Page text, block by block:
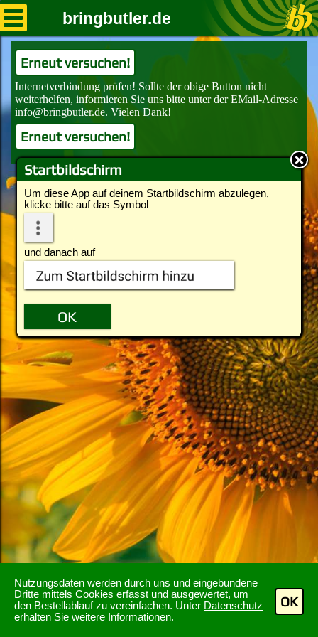
Nutzungsdaten werden durch uns und eingebundene
Dritte mittels Cookies erfasst und ausgewertet, um
den Bestellablauf zu vereinfachen. Unter Datenschutz
erhalten Sie weitere Informationen.
OK
Startbildschirm
Um diese App auf deinem Startbildschirm abzulegen,
klicke bitte auf das Symbol
und danach auf
bringbutler.de
Erneut versuchen!
Erneut versuchen!